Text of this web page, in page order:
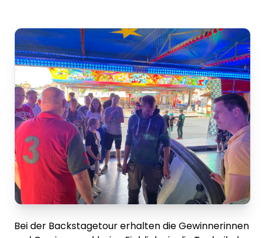
Bei der Backstagetour erhalten die Gewinnerinnen